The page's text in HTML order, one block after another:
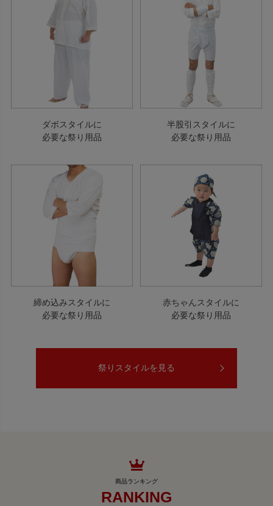
ダボスタイルに
必要な祭り用品
半股引スタイルに
必要な祭り用品
締め込みスタイルに
必要な祭り用品
赤ちゃんスタイルに
必要な祭り用品
祭りスタイルを見る
RANKING